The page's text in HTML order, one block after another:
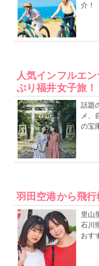
介！
人気インフルエ
ぷり福井女子旅！
話題
メ、
の宝
羽田空港から飛行
里山
石川
おす